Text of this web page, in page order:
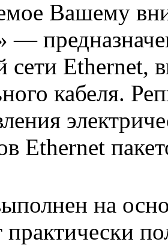
Вашему
—
сети Ethernet,
кабеля.
Ethernet
на
практически